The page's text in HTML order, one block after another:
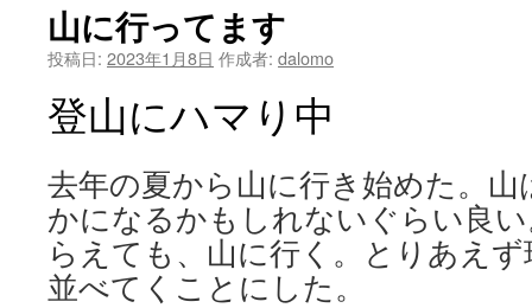
山に行ってます
投稿日: 2023年1月8日 作成者: dalomo
登山にハマり中
去年の夏から山に行き始めた。山
かになるかもしれないぐらい良
らえても、山に行く。とりあえ
並べてくことにした。